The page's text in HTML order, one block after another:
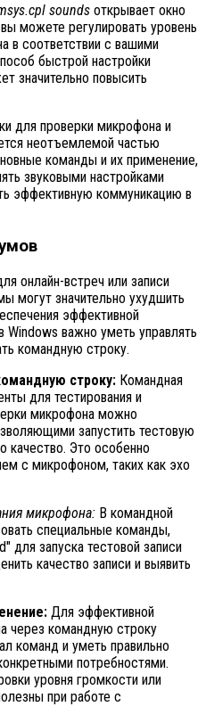
sounds открывает окно
можете регулировать уровень
в соответствии с вашими
быстрой настройки
значительно повысить
для проверки микрофона и
неотъемлемой частью
команды и их применение,
звуковыми настройками
эффективную коммуникацию в
онлайн-встреч или записи
могут значительно ухудшить
эффективной
важно уметь управлять
командную строку.
строку: Командная
для тестирования и
микрофона можно
запустить тестовую
качество. Это особенно
с микрофоном, таких как эхо
микрофона: В командной
специальные команды,
для запуска тестовой записи
качество записи и выявить
Для эффективной
через командную строку
команд и уметь правильно
потребностями.
уровня громкости или
при работе с